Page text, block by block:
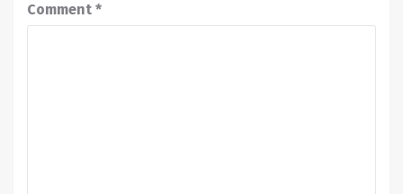
Comment *